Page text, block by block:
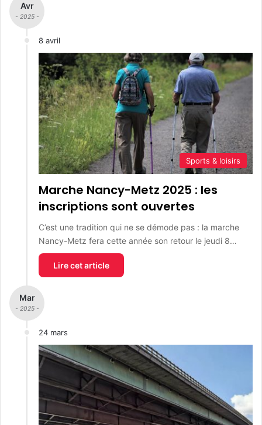
Avr
- 2025 -
8 avril
Sports & loisirs
Marche Nancy-Metz 2025 : les
inscriptions sont ouvertes
C’est une tradition qui ne se démode pas : la marche
Nancy-Metz fera cette année son retour le jeudi 8…
Lire cet article
Mar
- 2025 -
24 mars